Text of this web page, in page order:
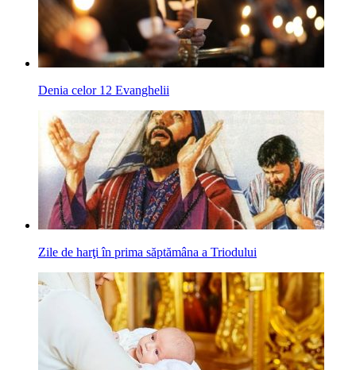
Denia celor 12 Evanghelii
Zile de harţi în prima săptămâna a Triodului